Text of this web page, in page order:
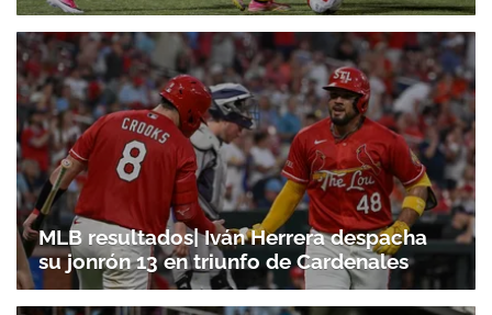
MLB resultados| Iván Herrera despacha
su jonrón 13 en triunfo de Cardenales